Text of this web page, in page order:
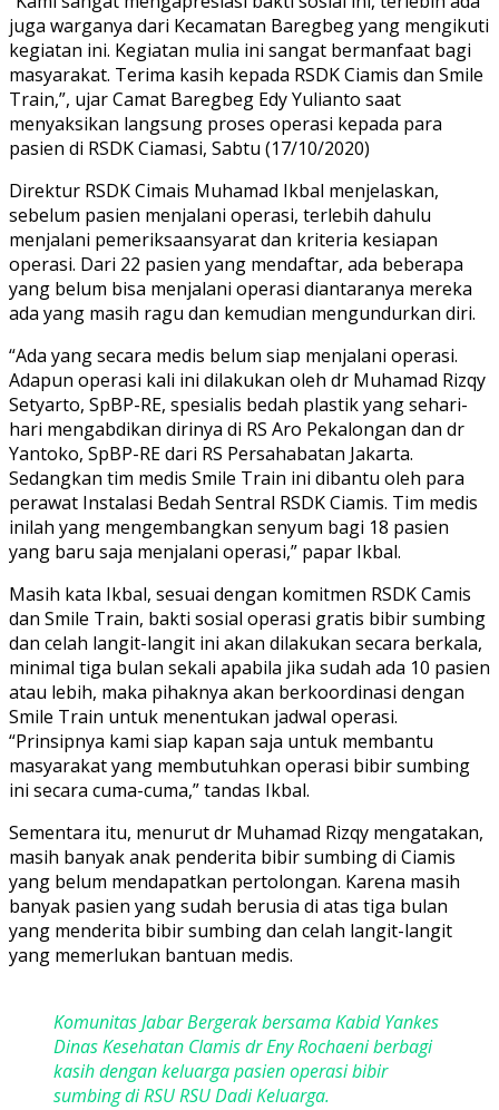
juga warganya dari Kecamatan Baregbeg yang mengikuti
kegiatan ini. Kegiatan mulia ini sangat bermanfaat bagi
masyarakat. Terima kasih kepada RSDK Ciamis dan Smile
Train,”, ujar Camat Baregbeg Edy Yulianto saat
menyaksikan langsung proses operasi kepada para
pasien di RSDK Ciamasi, Sabtu (17/10/2020)
Direktur RSDK Cimais Muhamad Ikbal menjelaskan,
sebelum pasien menjalani operasi, terlebih dahulu
menjalani pemeriksaansyarat dan kriteria kesiapan
operasi. Dari 22 pasien yang mendaftar, ada beberapa
yang belum bisa menjalani operasi diantaranya mereka
ada yang masih ragu dan kemudian mengundurkan diri.
“Ada yang secara medis belum siap menjalani operasi.
Adapun operasi kali ini dilakukan oleh dr Muhamad Rizqy
Setyarto, SpBP-RE, spesialis bedah plastik yang sehari-
hari mengabdikan dirinya di RS Aro Pekalongan dan dr
Yantoko, SpBP-RE dari RS Persahabatan Jakarta.
Sedangkan tim medis Smile Train ini dibantu oleh para
perawat Instalasi Bedah Sentral RSDK Ciamis. Tim medis
inilah yang mengembangkan senyum bagi 18 pasien
yang baru saja menjalani operasi,” papar Ikbal.
Masih kata Ikbal, sesuai dengan komitmen RSDK Camis
dan Smile Train, bakti sosial operasi gratis bibir sumbing
dan celah langit-langit ini akan dilakukan secara berkala,
minimal tiga bulan sekali apabila jika sudah ada 10 pasien
atau lebih, maka pihaknya akan berkoordinasi dengan
Smile Train untuk menentukan jadwal operasi.
“Prinsipnya kami siap kapan saja untuk membantu
masyarakat yang membutuhkan operasi bibir sumbing
ini secara cuma-cuma,” tandas Ikbal.
Sementara itu, menurut dr Muhamad Rizqy mengatakan,
masih banyak anak penderita bibir sumbing di Ciamis
yang belum mendapatkan pertolongan. Karena masih
banyak pasien yang sudah berusia di atas tiga bulan
yang menderita bibir sumbing dan celah langit-langit
yang memerlukan bantuan medis.
Komunitas Jabar Bergerak bersama Kabid Yankes
Dinas Kesehatan CIamis dr Eny Rochaeni berbagi
kasih dengan keluarga pasien operasi bibir
sumbing di RSU RSU Dadi Keluarga.